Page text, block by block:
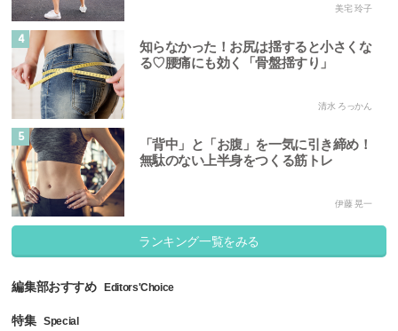
美宅 玲子
4
知らなかった！お尻は揺すると小さくな
る♡腰痛にも効く「骨盤揺すり」
清水 ろっかん
5
「背中」と「お腹」を一気に引き締め！
無駄のない上半身をつくる筋トレ
伊藤 晃一
ランキング一覧をみる
編集部おすすめ Editors'Choice
特集 Special